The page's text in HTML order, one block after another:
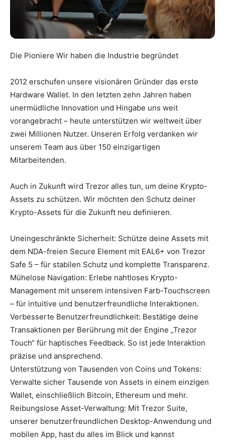
Die Pioniere Wir haben die Industrie begründet
2012 erschufen unsere visionären Gründer das erste
Hardware Wallet. In den letzten zehn Jahren haben
unermüdliche Innovation und Hingabe uns weit
vorangebracht – heute unterstützen wir weltweit über
zwei Millionen Nutzer. Unseren Erfolg verdanken wir
unserem Team aus über 150 einzigartigen
Mitarbeitenden.
Auch in Zukunft wird Trezor alles tun, um deine Krypto-
Assets zu schützen. Wir möchten den Schutz deiner
Krypto-Assets für die Zukunft neu definieren.
Uneingeschränkte Sicherheit: Schütze deine Assets mit
dem NDA-freien Secure Element mit EAL6+ von Trezor
Safe 5 – für stabilen Schutz und komplette Transparenz.
Mühelose Navigation: Erlebe nahtloses Krypto-
Management mit unserem intensiven Farb-Touchscreen
– für intuitive und benutzerfreundliche Interaktionen.
Verbesserte Benutzerfreundlichkeit: Bestätige deine
Transaktionen per Berührung mit der Engine „Trezor
Touch“ für haptisches Feedback. So ist jede Interaktion
präzise und ansprechend.
Unterstützung von Tausenden von Coins und Tokens:
Verwalte sicher Tausende von Assets in einem einzigen
Wallet, einschließlich Bitcoin, Ethereum und mehr.
Reibungslose Asset-Verwaltung: Mit Trezor Suite,
unserer benutzerfreundlichen Desktop-Anwendung und
mobilen App, hast du alles im Blick und kannst